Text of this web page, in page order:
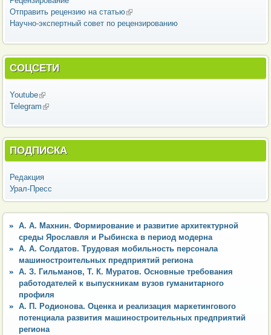
Отправить рецензию на статью(внешняя ссылка)
Научно-экспертный совет по рецензированию
СОЦСЕТИ
Youtube(внешняя ссылка)
Telegram (внешняя ссылка)
ПОДПИСКА
Редакция
Урал-Пресс
А. А. Махнин. Формирование и развитие архитектурной
среды Ярославля и Рыбинска в период модерна
А. А. Солдатов. Трудовая мобильность персонала
машиностроительных предприятий региона
А. З. Гильманов, Т. К. Муратов. Основные требования
работодателей к выпускникам вузов гуманитарного
профиля
А. П. Родионова. Оценка и реализация маркетингового
потенциала развития машиностроительных предприятий
региона